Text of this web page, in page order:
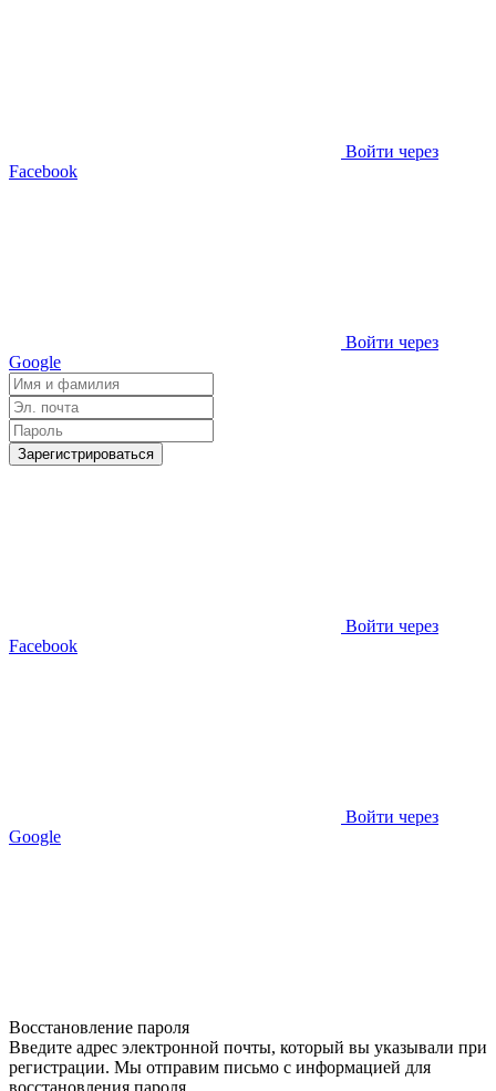
Войти через
Facebook
Войти через
Google
Зарегистрироваться
Войти через
Facebook
Войти через
Google
Восстановление пароля
Введите адрес электронной почты, который вы указывали при
регистрации. Мы отправим письмо с информацией для
восстановления пароля.